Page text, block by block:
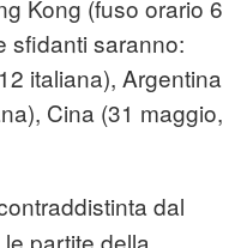
Kong (fuso orario 6
sfidanti saranno:
italiana), Argentina
Cina (31 maggio,
dal